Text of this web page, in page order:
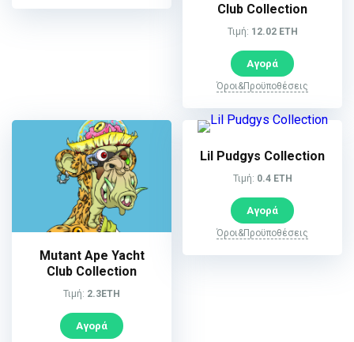
Club Collection
Τιμή: 12.02 ETH
Αγορά
Όροι&Προϋποθέσεις
Mutant Ape Yacht
Club Collection
Τιμή: 2.3ETH
Αγορά
Lil Pudgys Collection
Τιμή: 0.4 ETH
Αγορά
Όροι&Προϋποθέσεις